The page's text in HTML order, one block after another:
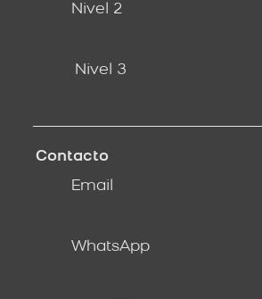
Nivel 2
Nivel 3
Contacto
Email
WhatsApp